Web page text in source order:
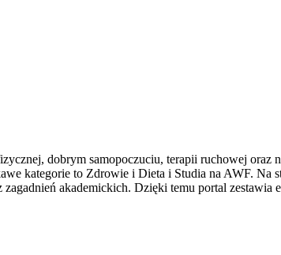
dobrym samopoczuciu, terapii ruchowej oraz
kategorie to Zdrowie i Dieta i Studia na AWF. Na
akademickich. Dzięki temu portal zestawia